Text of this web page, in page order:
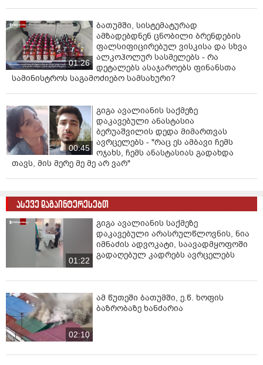
01:26
ბათუმში, სისტემატურად
ამზადებდნენ ცნობილი ბრენდების
ფალსიფიცირებულ ვისკისა და სხვა
ალკოჰოლურ სასმელებს - რა
დეტალებს ასაჯაროებს ფინანსთა
სამინისტროს საგამოძიებო სამსახური?
00:45
გიგა ავალიანის საქმეზე
დაკავებული ანასტასია
ბერუაშვილის დედა მიმართვას
ავრცელებს - "რაც ეს ამბავი ჩემს
ოჯახს, ჩემს ანასტასიას გადახდა
თავს, მის მერე მე მე არ ვარ"
ასევე დაგაინტერესებთ
01:22
გიგა ავალიანის საქმეზე
დაკავებული არასრულწლოვნის, ნია
იმნაძის ადვოკატი, საავადმყოფოში
გადაღებულ კადრებს ავრცელებს
02:10
ამ წუთეში ბათუმში, ე.წ. ხოფის
ბაზრობაზე ხანძარია